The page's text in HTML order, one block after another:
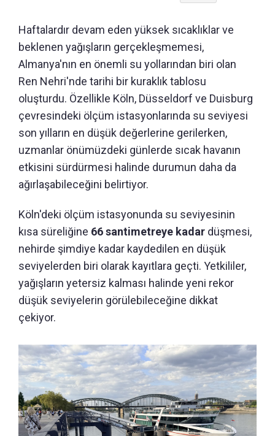
Haftalardır devam eden yüksek sıcaklıklar ve
beklenen yağışların gerçekleşmemesi,
Almanya'nın en önemli su yollarından biri olan
Ren Nehri'nde tarihi bir kuraklık tablosu
oluşturdu. Özellikle Köln, Düsseldorf ve Duisburg
çevresindeki ölçüm istasyonlarında su seviyesi
son yılların en düşük değerlerine gerilerken,
uzmanlar önümüzdeki günlerde sıcak havanın
etkisini sürdürmesi halinde durumun daha da
ağırlaşabileceğini belirtiyor.
Köln'deki ölçüm istasyonunda su seviyesinin
kısa süreliğine 66 santimetreye kadar düşmesi,
nehirde şimdiye kadar kaydedilen en düşük
seviyelerden biri olarak kayıtlara geçti. Yetkililer,
yağışların yetersiz kalması halinde yeni rekor
düşük seviyelerin görülebileceğine dikkat
çekiyor.